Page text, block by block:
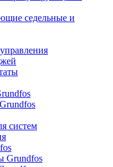
седельные и
систем
Grundfos